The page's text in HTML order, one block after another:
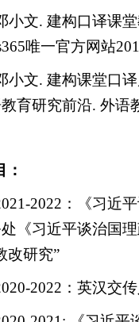
小文. 建构口译课
唯一官方网站
小文. 建构课堂口
育研究前沿. 外语
2022 ：《习近
《习近平谈治国
改研究”
2022 ：英汉交